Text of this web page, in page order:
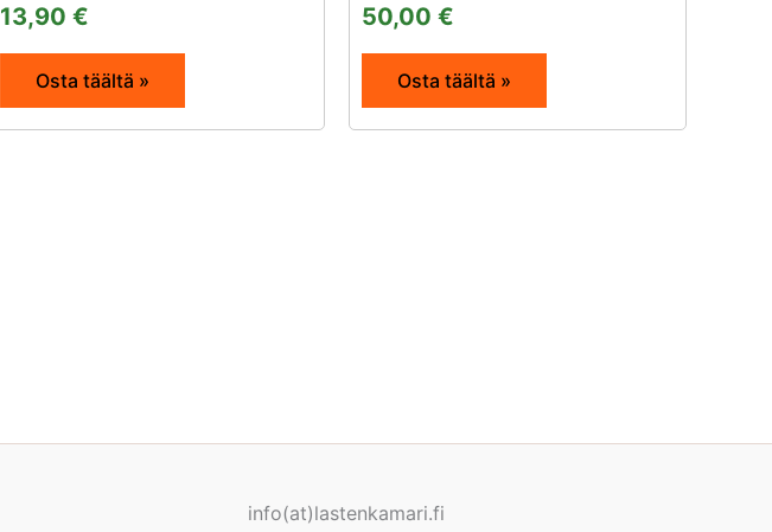
13,90 €
Osta täältä »
50,00 €
Osta täältä »
info(at)lastenkamari.fi